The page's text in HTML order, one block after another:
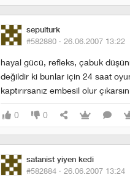
sepulturk
#582880 · 26.06.2007 13:22
hayal gücü, refleks, çabuk
değildir ki bunlar için 24 saat
kaptırırsanız embesil olur
0 0
satanist yiyen kedi
#582884 · 26.06.2007 13:24